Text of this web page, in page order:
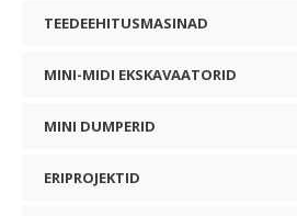
TEEDEEHITUSMASINAD
MINI-MIDI EKSKAVAATORID
MINI DUMPERID
ERIPROJEKTID